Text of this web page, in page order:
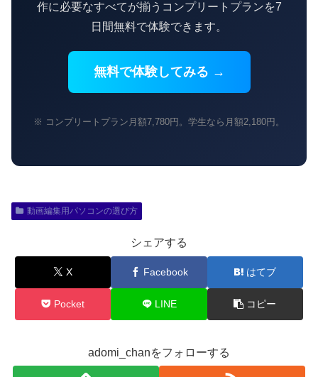
作に必要なすべてが揃うコンプリートプランを7
日間無料で体験できます。
無料で体験してみる →
※ コンプリートプラン月額7,780円。学生なら月額2,180円。
動画編集用パソコンの選び方
シェアする
X Facebook はてブ
Pocket LINE コピー
adomi_chanをフォローする